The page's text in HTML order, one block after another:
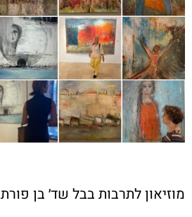
מוזיאון לתרבות בבל שד׳ בן פורת 83 אור יהודה